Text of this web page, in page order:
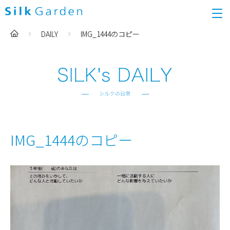
DAILY IMG_1444のコピー
IMG_1444のコピー